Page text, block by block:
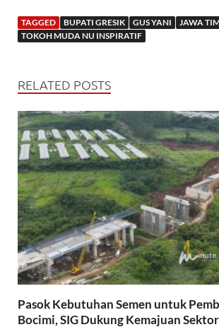
TAGGED BUPATI GRESIK GUS YANI
JAWA
TOKOH MUDA NU INSPIRATIF
RELATED POSTS
Pasok Kebutuhan Semen untuk
Bocimi, SIG Dukung Kemajuan